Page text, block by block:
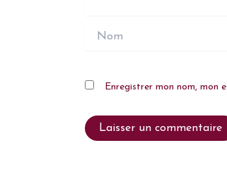
Enregistrer mon nom, mon